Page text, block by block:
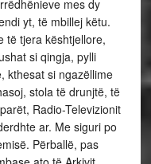
mes dy
yt, të mbillej këtu.
të tjera kështjellore,
si qingja, pylli
kthesat si ngazëllime
stola të drunjtë, të
Radio-Televizionit
ar. Me siguri po
Përballë, pas